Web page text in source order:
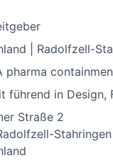
| Radolfzell-
pharma
führend in Design,
Straße 2
Stahringen